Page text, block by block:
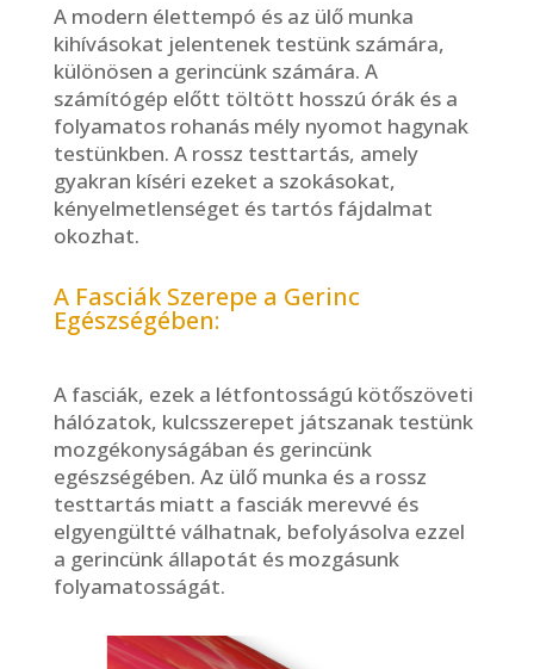
A modern élettempó és az ülő munka
kihívásokat jelentenek testünk számára,
különösen a gerincünk számára. A
számítógép előtt töltött hosszú órák és a
folyamatos rohanás mély nyomot hagynak
testünkben. A rossz testtartás, amely
gyakran kíséri ezeket a szokásokat,
kényelmetlenséget és tartós fájdalmat
okozhat.
A Fasciák Szerepe a Gerinc
Egészségében:
A fasciák, ezek a létfontosságú kötőszöveti
hálózatok, kulcsszerepet játszanak testünk
mozgékonyságában és gerincünk
egészségében. Az ülő munka és a rossz
testtartás miatt a fasciák merevvé és
elgyengültté válhatnak, befolyásolva ezzel
a gerincünk állapotát és mozgásunk
folyamatosságát.